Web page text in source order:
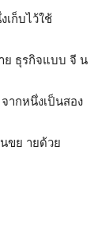
เก็บไว้ใช้
ย ธุรกิจแบบ จี น
ากหนึ่งเป็นสอง
ขย ายด้วย